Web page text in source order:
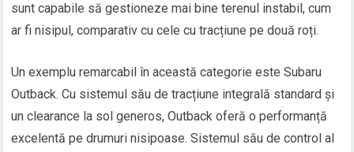
sunt capabile să gestioneze mai bine terenul instabil, cum
ar fi nisipul, comparativ cu cele cu tracțiune pe două roți.
Un exemplu remarcabil în această categorie este Subaru
Outback. Cu sistemul său de tracțiune integrală standard și
un clearance la sol generos, Outback oferă o performanță
excelentă pe drumuri nisipoase. Sistemul său de control al